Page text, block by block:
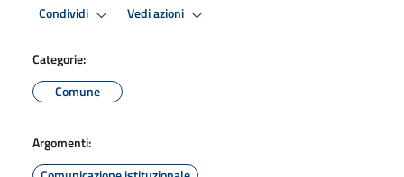
Condividi Vedi azioni
Categorie:
Comune
Argomenti: